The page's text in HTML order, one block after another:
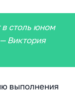
в столь юном
Виктория
выполнения